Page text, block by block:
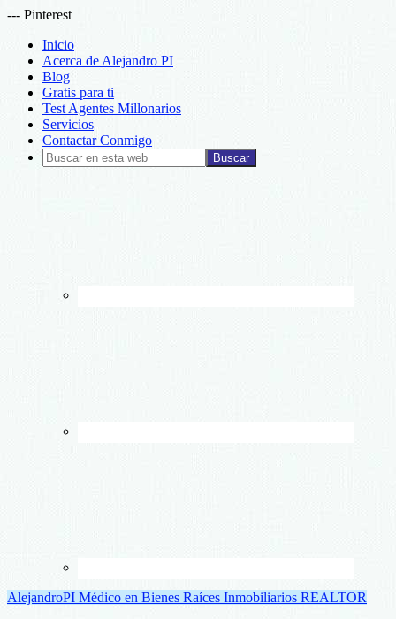
--- Pinterest
Inicio
Acerca de Alejandro PI
Blog
Gratis para ti
Test Agentes Millonarios
Servicios
Contactar Conmigo
AlejandroPI Médico en Bienes Raíces Inmobiliarios REALTOR